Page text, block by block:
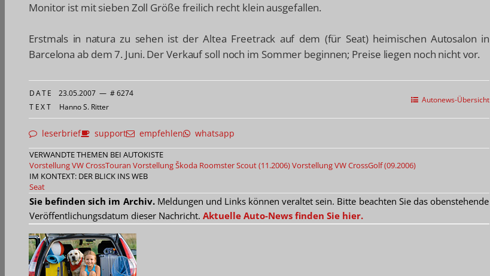
Monitor ist mit sieben Zoll Größe freilich recht klein ausgefallen.
Erstmals in natura zu sehen ist der Altea Freetrack auf dem (für Seat) heimischen Autosalon in
Barcelona ab dem 7. Juni. Der Verkauf soll noch im Sommer beginnen; Preise liegen noch nicht vor.
Autonews-Übersicht
DATE 23.05.2007 — # 6274
TEXT Hanno S. Ritter
leserbrief support empfehlen whatsapp
VERWANDTE THEMEN BEI AUTOKISTE
Vorstellung VW CrossTouran Vorstellung Škoda Roomster Scout (11.2006)Vorstellung VW CrossGolf (09.2006)
IM KONTEXT: DER BLICK INS WEB
Seat
Sie befinden sich im Archiv.Meldungen und Links können veraltet sein. Bitte beachten Sie das obenstehende
Veröffentlichungsdatum dieser Nachricht. Aktuelle Auto-News finden Sie hier.